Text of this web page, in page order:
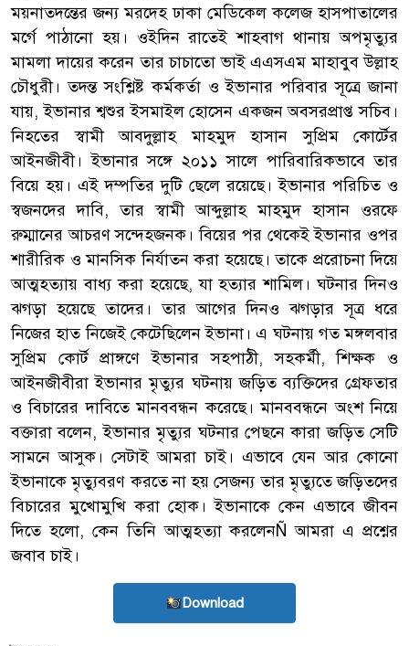
ময়নাতদন্তের জন্য মরদেহ ঢাকা মেডিকেল কলেজ হাসপাতালের
মর্গে পাঠানো হয়। ওইদিন রাতেই শাহবাগ থানায় অপমৃত্যুর
মামলা দায়ের করেন তার চাচাতো ভাই এএসএম মাহাবুব উল্লাহ
চৌধুরী। তদন্ত সংশ্লিষ্ট কর্মকর্তা ও ইভানার পরিবার সূত্রে জানা
যায়, ইভানার শ্বশুর ইসমাইল হোসেন একজন অবসরপ্রাপ্ত সচিব।
নিহতের স্বামী আবদুল্লাহ মাহমুদ হাসান সুপ্রিম কোর্টের
আইনজীবী। ইভানার সঙ্গে ২০১১ সালে পারিবারিকভাবে তার
বিয়ে হয়। এই দম্পতির দুটি ছেলে রয়েছে। ইভানার পরিচিত ও
স্বজনদের দাবি, তার স্বামী আব্দুল্লাহ মাহমুদ হাসান ওরফে
রুম্মানের আচরণ সন্দেহজনক। বিয়ের পর থেকেই ইভানার ওপর
শারীরিক ও মানসিক নির্যাতন করা হয়েছে। তাকে প্ররোচনা দিয়ে
আত্মহত্যায় বাধ্য করা হয়েছে, যা হত্যার শামিল। ঘটনার দিনও
ঝগড়া হয়েছে তাদের। তার আগের দিনও ঝগড়ার সূত্র ধরে
নিজের হাত নিজেই কেটেছিলেন ইভানা। এ ঘটনায় গত মঙ্গলবার
সুপ্রিম কোর্ট প্রাঙ্গণে ইভানার সহপাঠী, সহকর্মী, শিক্ষক ও
আইনজীবীরা ইভানার মৃত্যুর ঘটনায় জড়িত ব্যক্তিদের গ্রেফতার
ও বিচারের দাবিতে মানববন্ধন করেছে। মানববন্ধনে অংশ নিয়ে
বক্তারা বলেন, ইভানার মৃত্যুর ঘটনার পেছনে কারা জড়িত সেটি
সামনে আসুক। সেটাই আমরা চাই। এভাবে যেন আর কোনো
ইভানাকে মৃত্যুবরণ করতে না হয় সেজন্য তার মৃত্যুতে জড়িতদের
বিচারের মুখোমুখি করা হোক। ইভানাকে কেন এভাবে জীবন
দিতে হলো, কেন তিনি আত্মহত্যা করলেনÑ আমরা এ প্রশ্নের
জবাব চাই।
Download